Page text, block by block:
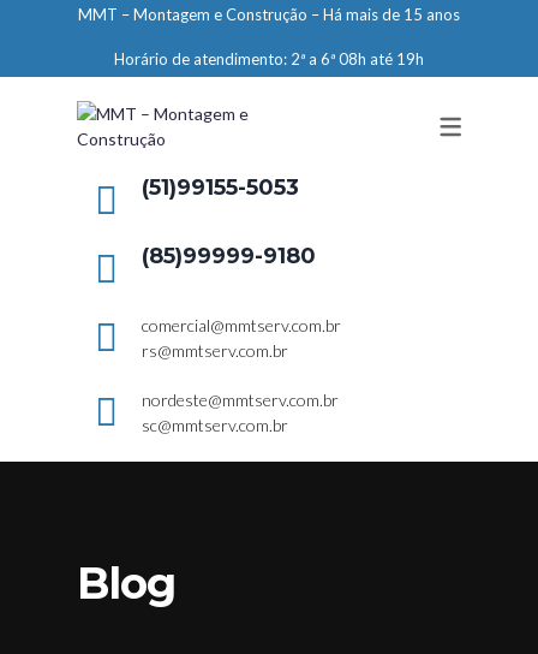
ENGENHARIA
LIMPEZA E CONSERVAÇÃO
MANUTENÇÃO PREDIAL
ELEVADORES – PREPARAÇÃO DE
MMT – Montagem e Construção – Há mais de 15 anos
Horário de atendimento: 2ª a 6ª 08h até 19h
(51)99155-5053
(85)99999-9180
comercial@mmtserv.com.br
rs@mmtserv.com.br
nordeste@mmtserv.com.br
sc@mmtserv.com.br
Blog